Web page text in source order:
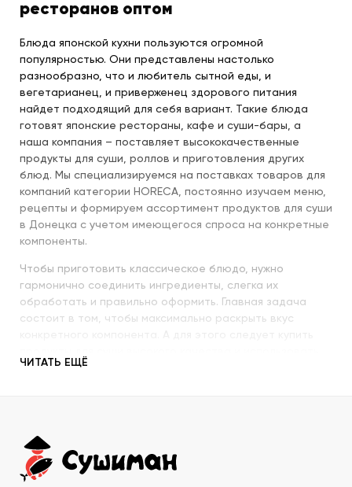
ресторанов оптом
Блюда японской кухни пользуются огромной
популярностью. Они представлены настолько
разнообразно, что и любитель сытной еды, и
вегетарианец, и приверженец здорового питания
найдет подходящий для себя вариант. Такие блюда
готовят японские рестораны, кафе и суши-бары, а
наша компания – поставляет высококачественные
продукты для суши, роллов и приготовления других
блюд. Мы специализируемся на поставках товаров для
компаний категории HORECA, постоянно изучаем меню,
рецепты и формируем ассортимент продуктов для суши
в Донецка с учетом имеющегося спроса на конкретные
компоненты.
Чтобы приготовить классическое блюдо, нужно
гармонично соединить ингредиенты, слегка их
обработать и правильно оформить. Главная задача
состоит в том, чтобы максимально раскрыть вкус
их со знанием всех секретов.
происхождение и свежесть каждого продукта, условия
транспортировки и хранения, дальнейшего
использования. Поэтому купить продукты для суши в
ЧИТАТЬ ЕЩЁ